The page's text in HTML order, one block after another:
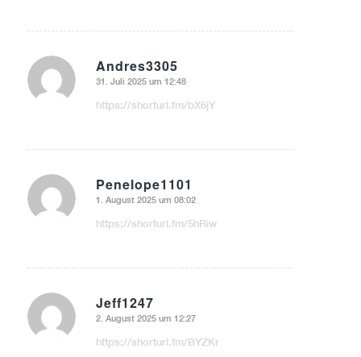
Andres3305
sagte:
31. Juli 2025 um 12:48
https://shorturl.fm/bX6jY
Penelope1101
sagte:
1. August 2025 um 08:02
https://shorturl.fm/5hRiw
Jeff1247
sagte:
2. August 2025 um 12:27
https://shorturl.fm/BYZKr